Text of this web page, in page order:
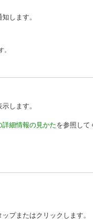
します。
。
します。
詳細情報の見かたを参照して
プまたはクリックします。